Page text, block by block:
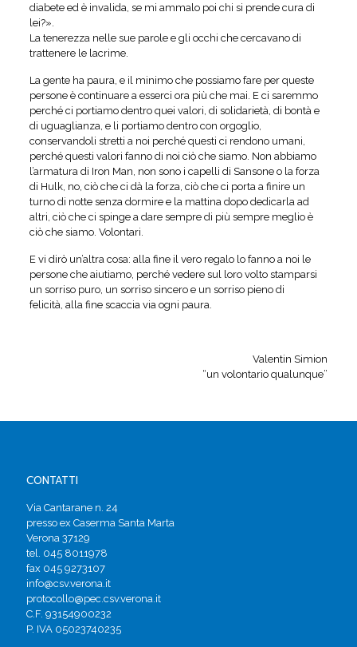
diabete ed è invalida, se mi ammalo poi chi si prende cura di
lei?».
La tenerezza nelle sue parole e gli occhi che cercavano di
trattenere le lacrime.
La gente ha paura, e il minimo che possiamo fare per queste
persone è continuare a esserci ora più che mai. E ci saremmo
perché ci portiamo dentro quei valori, di solidarietà, di bontà e
di uguaglianza, e li portiamo dentro con orgoglio,
conservandoli stretti a noi perché questi ci rendono umani,
perché questi valori fanno di noi ciò che siamo. Non abbiamo
l’armatura di Iron Man, non sono i capelli di Sansone o la forza
di Hulk, no, ciò che ci dà la forza, ciò che ci porta a finire un
turno di notte senza dormire e la mattina dopo dedicarla ad
altri, ciò che ci spinge a dare sempre di più sempre meglio è
ciò che siamo. Volontari.
E vi dirò un’altra cosa: alla fine il vero regalo lo fanno a noi le
persone che aiutiamo, perché vedere sul loro volto stamparsi
un sorriso puro, un sorriso sincero e un sorriso pieno di
felicità, alla fine scaccia via ogni paura.
Valentin Simion
“un volontario qualunque”
CONTATTI
Via Cantarane n. 24
presso ex Caserma Santa Marta
Verona 37129
tel. 045 8011978
fax 045 9273107
info@csv.verona.it
protocollo@pec.csv.verona.it
C.F. 93154900232
P. IVA 05023740235